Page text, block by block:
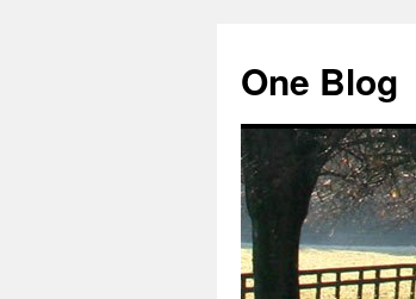
正
文
One Blog